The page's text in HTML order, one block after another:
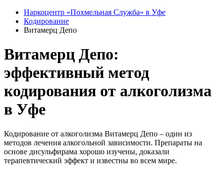
Наркоцентр «Похмельная Служба» в Уфе
Кодирование
Витамерц Депо
Витамерц Депо:
эффективный метод
кодирования от алкоголизма
в Уфе
Кодирование от алкоголизма Витамерц Депо – один из
методов лечения алкогольной зависимости. Препараты на
основе дисульфирама хорошо изучены, доказали
терапевтический эффект и известны во всем мире.